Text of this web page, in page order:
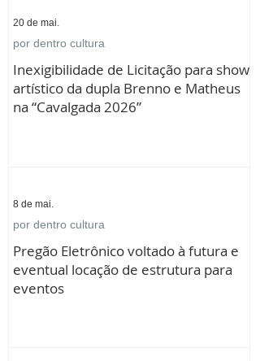
Inexigibilidade de Licitação para show
artístico da dupla Brenno e Matheus
na “Cavalgada 2026”
por dentro cultura
20 de mai.
Pregão Eletrônico voltado à futura e
eventual locação de estrutura para
eventos
por dentro cultura
8 de mai.